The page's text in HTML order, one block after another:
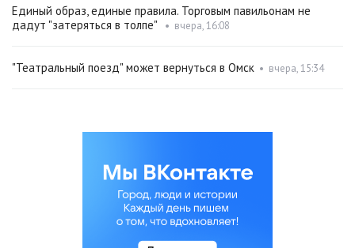
Единый образ, единые правила. Торговым павильонам не
дадут "затеряться в толпе"
• вчера, 16:08
"Театральный поезд" может вернуться в Омск • вчера, 15:34